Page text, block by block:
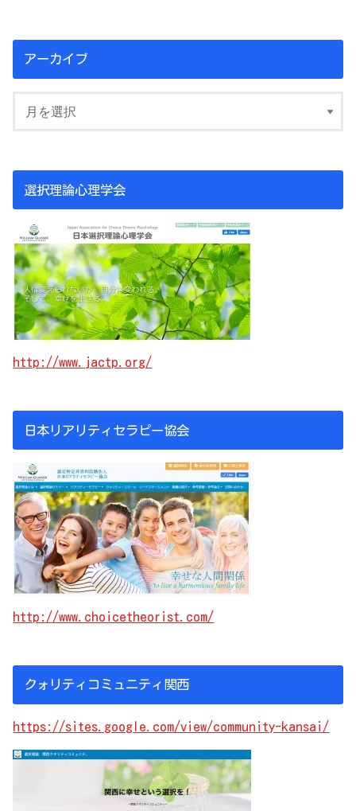
アーカイブ
選択理論心理学会
http://www.jactp.org/
日本リアリティセラピー協会
http://www.choicetheorist.com/
クォリティコミュニティ関西
https://sites.google.com/view/community-kansai/